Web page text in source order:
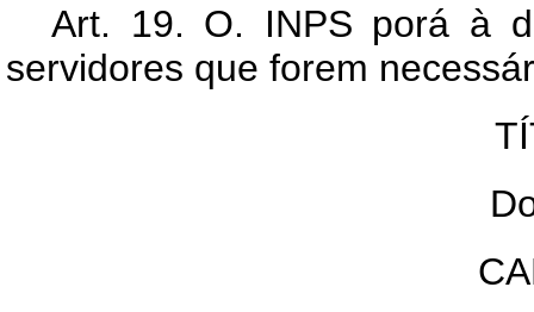
Art. 19. O. INPS porá à
servidores que forem